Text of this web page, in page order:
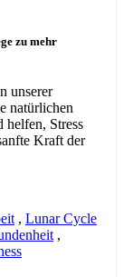
zu mehr
unserer
natürlichen
helfen, Stress
Kraft der
, Lunar Cycle
,